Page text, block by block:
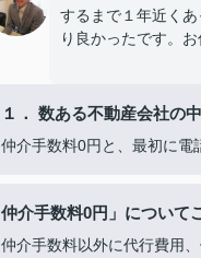
するまで１年近く
り良かったです。
１． 数ある不動産会社の
仲介手数料0円と、最初に電
仲介手数料0円」について
仲介手数料以外に代行費用